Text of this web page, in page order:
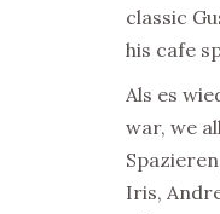
classic
his cafe
Als es
war, we
Iris,